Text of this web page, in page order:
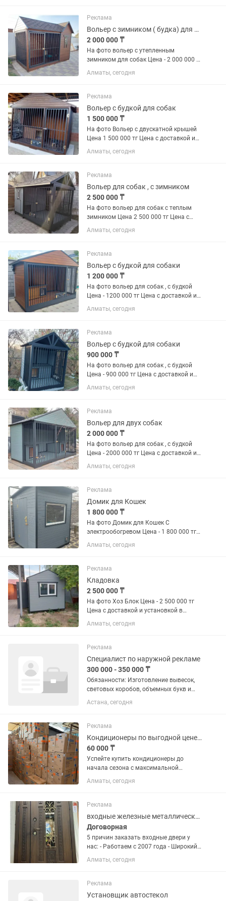
бетонирование , демонтаж...
Реклама
Вольер с зимником ( будка) для собак
2 000 000 ₸
На фото вольер с утепленным
зимником для собак Цена - 2 000 000 тг
Цена с доставкой и установкой в
пределах Алматы . Подготовка места к
мусора, бетонирование...
Алматы, сегодня
Реклама
Вольер с будкой для собак
1 500 000 ₸
На фото Вольер с двускатной крышей
Цена 1 500 000 тг Цена с доставкой и
установкой в пределах Алматы .
Подготовка места к установке в цену
бетонирование , демонтаж...
Алматы, сегодня
Реклама
Вольер для собак , с зимником
2 500 000 ₸
На фото вольер для собак с теплым
зимником Цена 2 500 000 тг Цена с
доставкой и установкой в пределах
Алматы . Подготовка места к
мусора, бетонирование ,...
Алматы, сегодня
Реклама
Вольер с будкой для собаки
1 200 000 ₸
На фото вольер для собак , с будкой
Цена - 1200 000 тг Цена с доставкой и
установкой в пределах Алматы .
Подготовка места к установке в цену
бетонирование , демонтаж...
Алматы, сегодня
Реклама
Вольер с будкой для собаки
900 000 ₸
На фото вольер для собак , с будкой
Цена - 900 000 тг Цена с доставкой и
установкой в пределах Алматы .
Подготовка места к установке в цену
бетонирование , демонтаж...
Алматы, сегодня
Реклама
Вольер для двух собак
2 000 000 ₸
На фото вольер для собак , с будкой
Цена - 2000 000 тг Цена с доставкой и
установкой в пределах Алматы .
Подготовка места к установке в цену
бетонирование , демонтаж...
Алматы, сегодня
Реклама
Домик для Кошек
1 800 000 ₸
На фото Домик для Кошек С
электрообогревом Цена - 1 800 000 тг
Цена с доставкой и установкой в
пределах Алматы . Подготовка места к
мусора, бетонирование ,...
Алматы, сегодня
Реклама
Кладовка
2 500 000 ₸
На фото Хоз Блок Цена - 2 500 000 тг
Цена с доставкой и установкой в
пределах Алматы . Подготовка места к
установке в цену не входит ( уборка
старых изделий и...
Алматы, сегодня
Реклама
Специалист по наружной рекламе
300 000 - 350 000 ₸
Обязанности: Изготовление вывесок,
световых коробов, объемных букв и
рекламных конструкций. Сборка
изделий из ПВХ, акрила, композита,
и демонтаж наружной...
Астана, сегодня
Реклама
Кондиционеры по выгодной цене. Продажа и установка. Доставка бесплатно
60 000 ₸
Успейте купить кондиционеры до
начала сезона с максимальной
выгодой!!! Almacom, Otex, Haier, MDV,
Duke, Smart-g, Weber и др.
месяцев - Доставка - Установка -
Полный...
Алматы, сегодня
Реклама
входные железные металлические стальные двери
Договорная
5 причин заказать входные двери у
нас: - Работаем с 2007 года - Широкий
ассортимент - Работаем без выходных
- Доставка и установка - Гарантия в
предлагаем? В...
Алматы, сегодня
Реклама
Установщик автостекол